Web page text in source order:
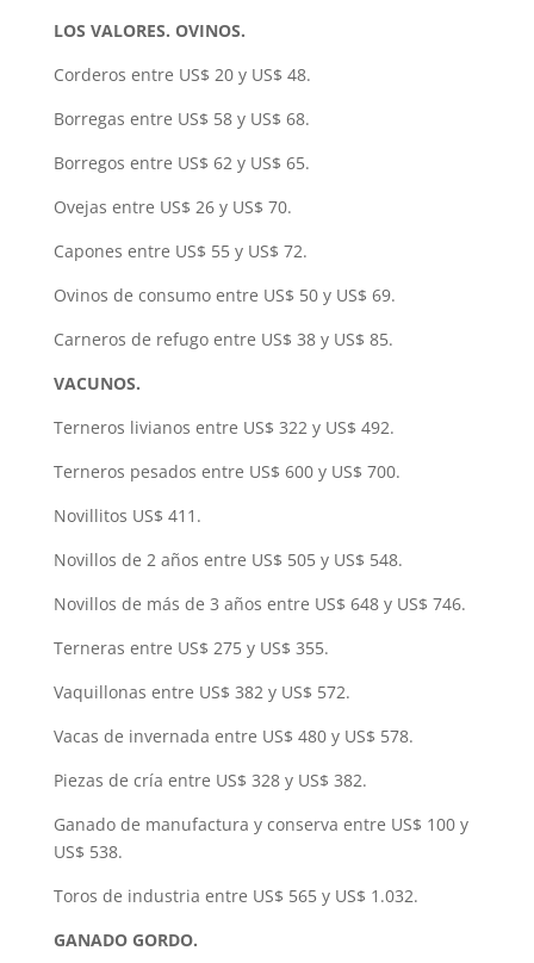
LOS VALORES. OVINOS.
Corderos entre US$ 20 y US$ 48.
Borregas entre US$ 58 y US$ 68.
Borregos entre US$ 62 y US$ 65.
Ovejas entre US$ 26 y US$ 70.
Capones entre US$ 55 y US$ 72.
Ovinos de consumo entre US$ 50 y US$ 69.
Carneros de refugo entre US$ 38 y US$ 85.
VACUNOS.
Terneros livianos entre US$ 322 y US$ 492.
Terneros pesados entre US$ 600 y US$ 700.
Novillitos US$ 411.
Novillos de 2 años entre US$ 505 y US$ 548.
Novillos de más de 3 años entre US$ 648 y US$ 746.
Terneras entre US$ 275 y US$ 355.
Vaquillonas entre US$ 382 y US$ 572.
Vacas de invernada entre US$ 480 y US$ 578.
Piezas de cría entre US$ 328 y US$ 382.
Ganado de manufactura y conserva entre US$ 100 y
US$ 538.
Toros de industria entre US$ 565 y US$ 1.032.
GANADO GORDO.